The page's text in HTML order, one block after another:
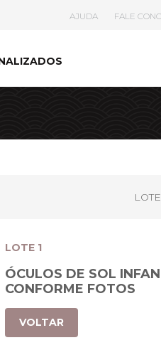
AJUDA FALE
LOTE
LOTE 1
ÓCULOS DE SOL
CONFORME FOTOS
VOLTAR